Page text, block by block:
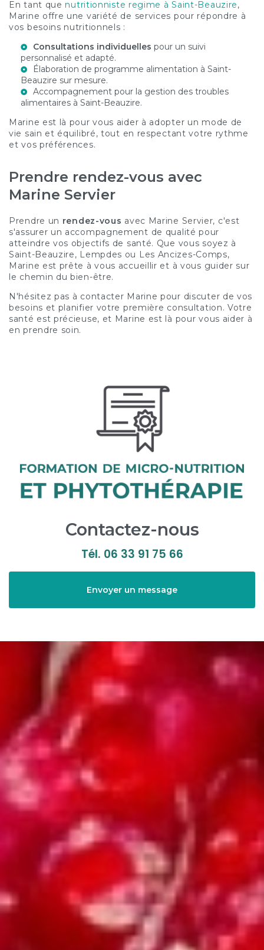
En tant quenutritionniste regime à Saint-Beauzire,
Marine offre une variété de services pour répondre à
vos besoins nutritionnels :
Consultations individuelles pour un suivi
personnalisé et adapté.
Élaboration de programme alimentation à Saint-
Beauzire sur mesure.
Accompagnement pour la gestion des troubles
alimentaires à Saint-Beauzire.
Marine est là pour vous aider à adopter un mode de
vie sain et équilibré, tout en respectant votre rythme
et vos préférences.
Prendre rendez-vous avec
Marine Servier
Prendre un rendez-vous avec Marine Servier, c'est
s'assurer un accompagnement de qualité pour
atteindre vos objectifs de santé. Que vous soyez à
Saint-Beauzire, Lempdes ou Les Ancizes-Comps,
Marine est prête à vous accueillir et à vous guider sur
le chemin du bien-être.
N'hésitez pas à contacter Marine pour discuter de vos
besoins et planifier votre première consultation. Votre
santé est précieuse, et Marine est là pour vous aider à
en prendre soin.
Contactez-nous
Tél. 06 33 91 75 66
Envoyer un message